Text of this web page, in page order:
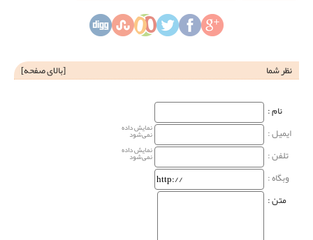
نظر شما [بالای صفحه]
نام‌ :
ایمیل :
نمایش داده
نمی‌شود
تلفن : نمایش داده
نمی‌شود
وبگاه‌ :
متن :